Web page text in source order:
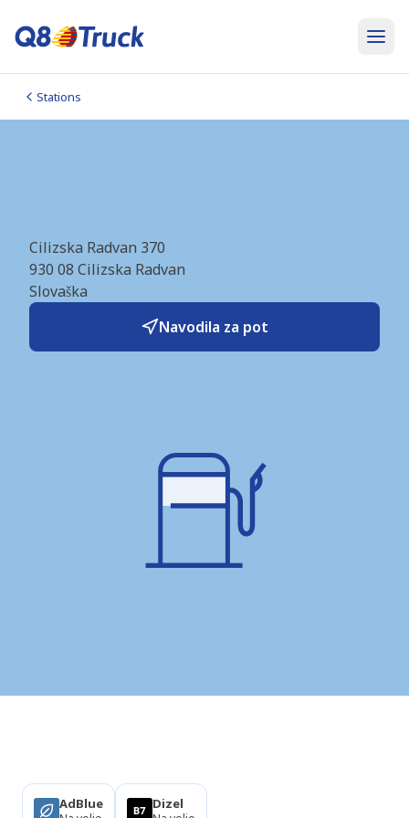
Stations
Cilizska Radvan 370
930 08 Cilizska Radvan
Slovaška
Navodila za pot
AdBlue Dizel